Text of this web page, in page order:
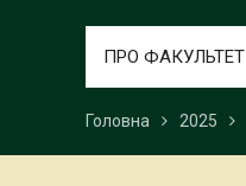
ПРО ФАКУЛЬТЕТ
Головна 2025